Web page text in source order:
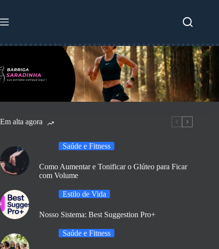
o
Em alta agora
Saúde e Fitness
Como Aumentar e Tonificar o Glúteo para Ficar
com Volume
Estilo de Vida
Nosso Sistema: Best Suggestion Pro+
Saúde e Fitness